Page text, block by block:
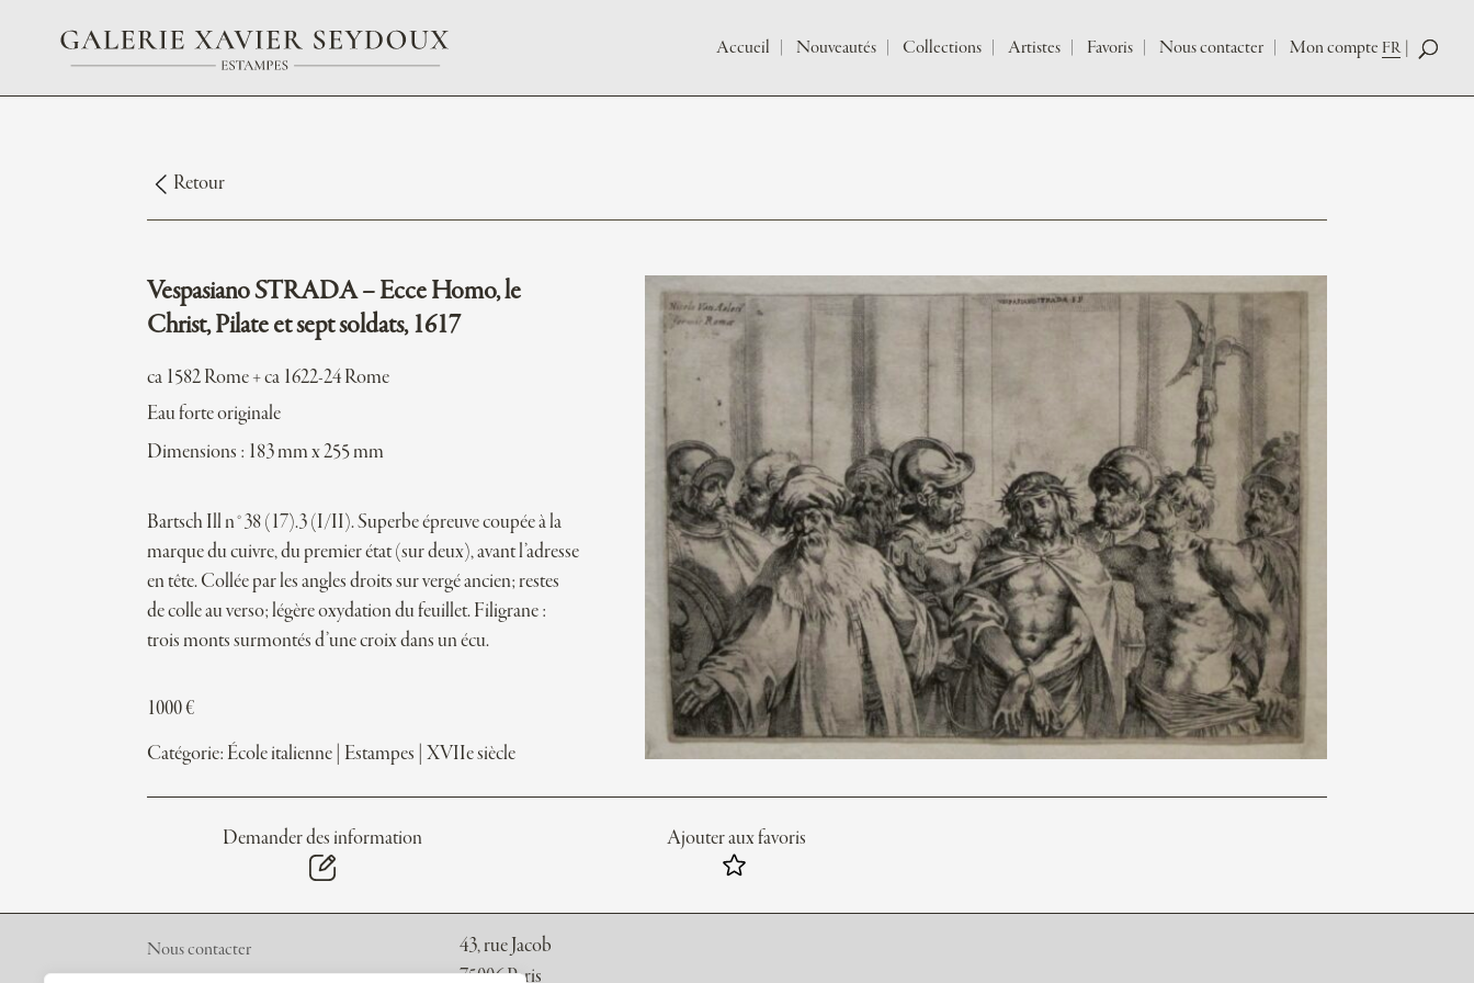
Accueil Nouveautés Collections Artistes Favoris Nous contacter Mon compte FR
Retour
Vespasiano STRADA – Ecce Homo, le
Christ, Pilate et sept soldats, 1617
ca 1582 Rome + ca 1622-24 Rome
Eau forte originale
Dimensions : 183 mm x 255 mm
Bartsch Ill n°38 (17).3 (I/II). Superbe épreuve coupée à la
marque du cuivre, du premier état (sur deux), avant l’adresse
en tête. Collée par les angles droits sur vergé ancien; restes
de colle au verso; légère oxydation du feuillet. Filigrane :
trois monts surmontés d’une croix dans un écu.
1000€
Catégorie: École italienne Estampes |XVIIe siècle
Demander des information Ajouter aux favoris
Nous contacter
43, rue Jacob
75006 Paris